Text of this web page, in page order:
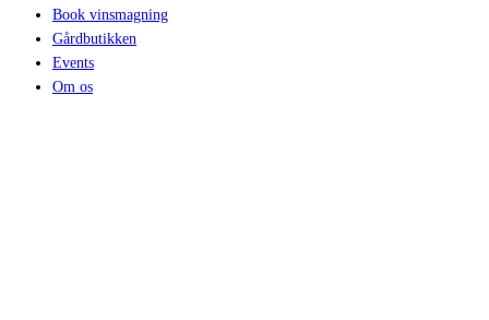
Book vinsmagning
Gårdbutikken
Events
Om os